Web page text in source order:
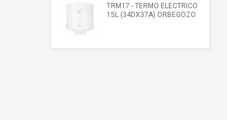
TRM17 - TERMO ELECTRICO
15L (34DX37A) ORBEGOZO